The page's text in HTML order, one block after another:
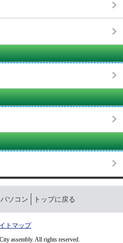
パソコン トップに戻る
トマップ
assembly. All rights reserved.